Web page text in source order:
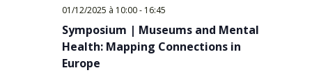
01/12/2025 à 10:00- 16:45
Symposium | Museums and Mental
Health: Mapping Connections in
Europe